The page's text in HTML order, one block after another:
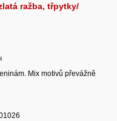
ražba, třpytky/
Mix motivů převážně